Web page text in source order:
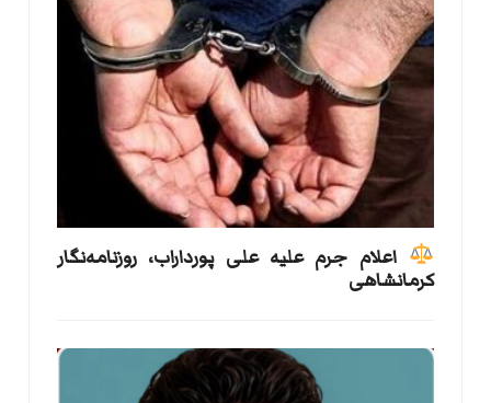
اعلام جرم علیه علی پورداراب، روزنامه‌نگار
کرمانشاهی